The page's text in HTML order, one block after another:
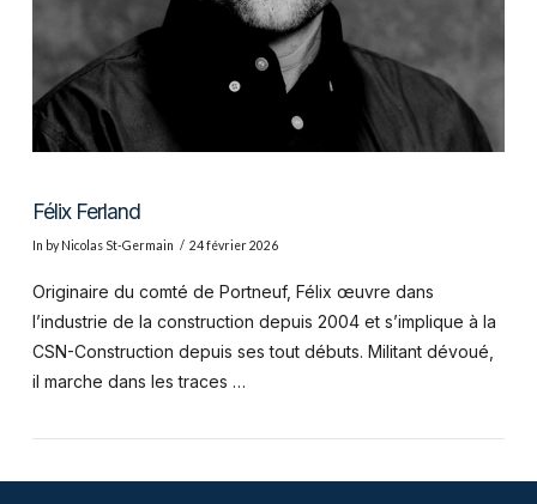
Félix Ferland
In by Nicolas St-Germain 24 février 2026
Originaire du comté de Portneuf, Félix œuvre dans
l’industrie de la construction depuis 2004 et s’implique à la
CSN-Construction depuis ses tout débuts. Militant dévoué,
il marche dans les traces …